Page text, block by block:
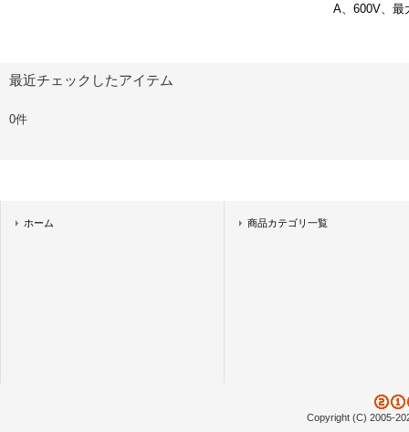
A、600V、最
最近チェックしたアイテム
0件
ホーム 商品カテゴリ一覧
Copyright (C) 2005-